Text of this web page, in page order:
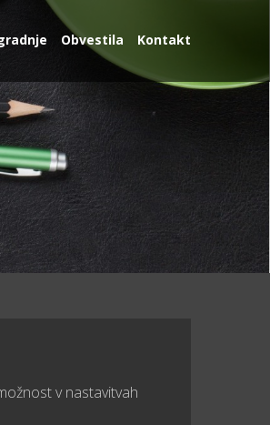
Obvestila Kontakt
v nastavitvah